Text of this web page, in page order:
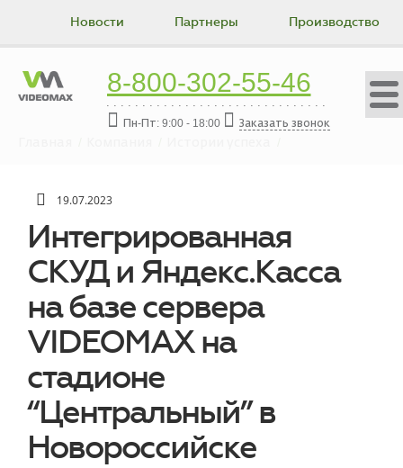
Новости Партнеры Производство
Контакты
8-800-302-55-46
Пн-Пт: 9:00 - 18:00 Заказать звонок
19.07.2023
Интегрированная
СКУД и Яндекс.Касса
на базе сервера
VIDEOMAX на
стадионе
“Центральный” в
Новороссийске